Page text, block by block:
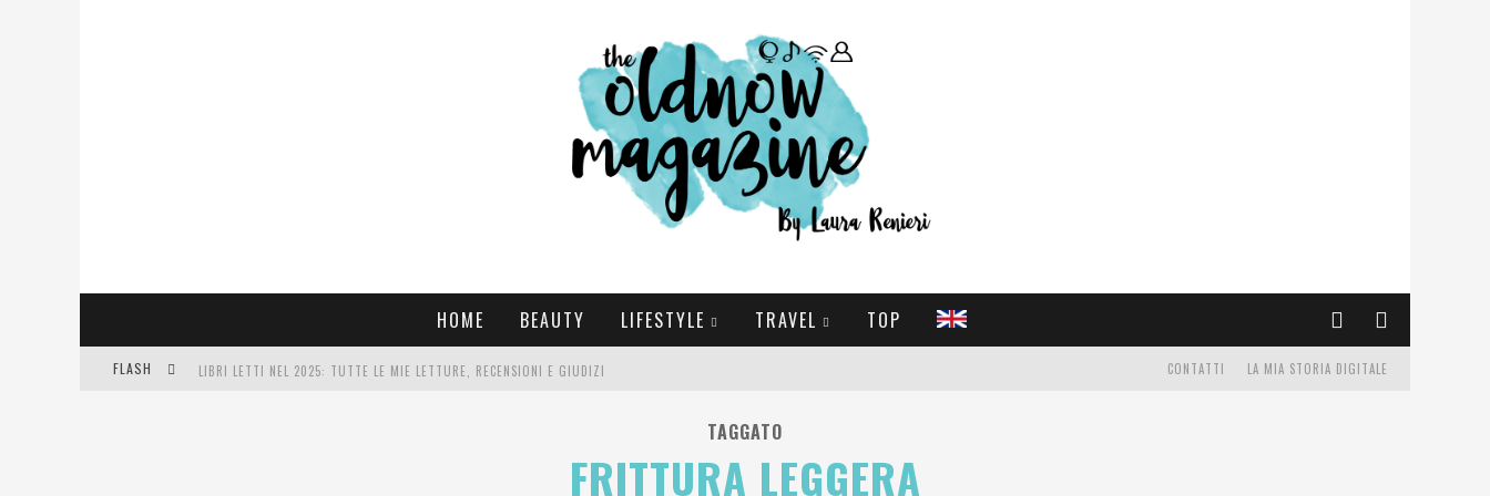
HOME BEAUTY LIFESTYLE TRAVEL TOP
FLASH LIBRI LETTI NEL 2025: TUTTE LE MIE LETTURE, RECENSIONI E GIUDIZI LA MIA STORIA DIGITALE
CONTATTI
TAGGATO
FRITTURA LEGGERA